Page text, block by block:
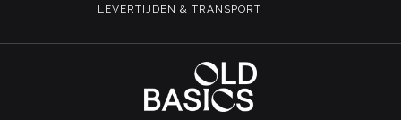
LEVERTIJDEN & TRANSPORT